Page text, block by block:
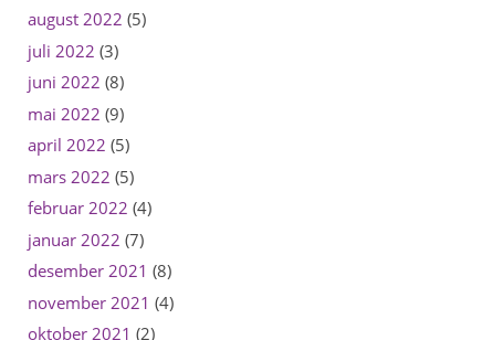
august 2022 (5)
juli 2022 (3)
juni 2022 (8)
mai 2022 (9)
april 2022 (5)
mars 2022 (5)
februar 2022 (4)
januar 2022 (7)
desember 2021 (8)
november 2021 (4)
oktober 2021 (2)